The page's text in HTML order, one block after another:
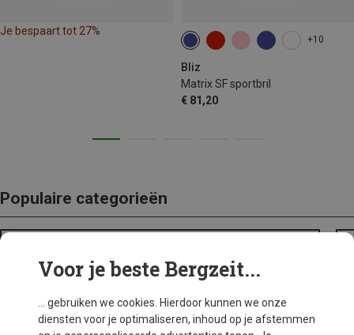
Je bespaart tot 27%
+10
Bliz
Matrix SF sportbril
€ 81,20
Populaire categorieën
Voor je beste Bergzeit...
... gebruiken we cookies. Hierdoor kunnen we onze
diensten voor je optimaliseren, inhoud op je afstemmen